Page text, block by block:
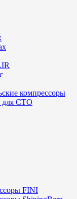
компрессоры
для СТО
FINI